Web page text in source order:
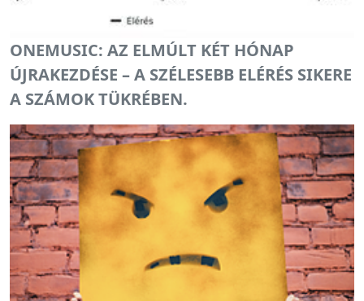
ONEMUSIC: AZ ELMÚLT KÉT HÓNAP
ÚJRAKEZDÉSE – A SZÉLESEBB ELÉRÉS SIKERE
A SZÁMOK TÜKRÉBEN.